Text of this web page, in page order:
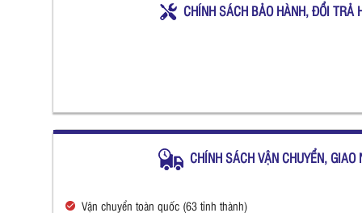
CHÍNH SÁCH BẢO HÀNH, ĐỔI TRẢ
CHÍNH SÁCH VẬN CHUYỂN, GIAO
Vận chuyển toàn quốc (63 tỉnh thành)